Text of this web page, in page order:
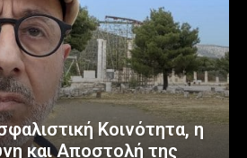
Κοινότητα, η
και Αποστολή της